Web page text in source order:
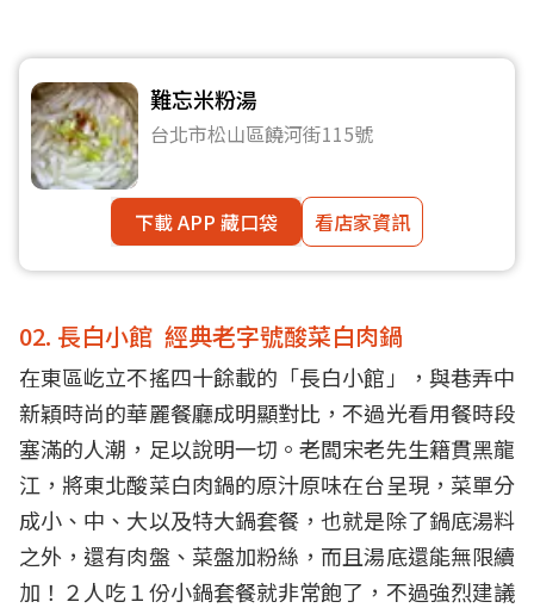
難忘米粉湯
台北市松山區饒河街115號
下載 APP 藏口袋 看店家資訊
02. 長白小館 經典老字號酸菜白肉鍋
在東區屹立不搖四十餘載的「長白小館」，與巷弄中
新穎時尚的華麗餐廳成明顯對比，不過光看用餐時段
塞滿的人潮，足以說明一切。老闆宋老先生籍貫黑龍
江，將東北酸菜白肉鍋的原汁原味在台呈現，菜單分
成小、中、大以及特大鍋套餐，也就是除了鍋底湯料
之外，還有肉盤、菜盤加粉絲，而且湯底還能無限續
加！２人吃１份小鍋套餐就非常飽了，不過強烈建議